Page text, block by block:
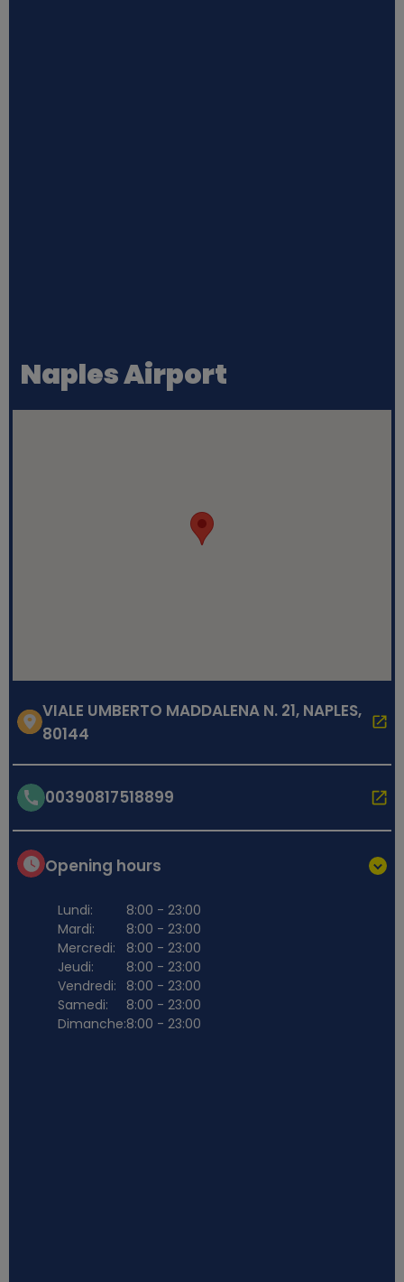
Naples Airport
VIALE UMBERTO MADDALENA N. 21, NAPLES,
80144
00390817518899
Opening hours
Lundi:
Mardi:
Mercredi:
Jeudi:
Vendredi:
Samedi:
Dimanche:
8:00 - 23:00
8:00 - 23:00
8:00 - 23:00
8:00 - 23:00
8:00 - 23:00
8:00 - 23:00
8:00 - 23:00